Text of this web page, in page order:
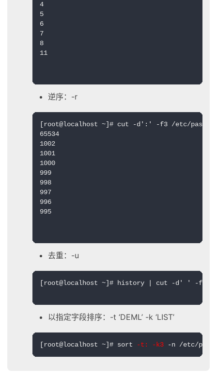
4
5
6
7
8
11
逆序：-r
[root@localhost ~]# cut -d':' -f3 /etc/
65534
1002
1001
1000
999
998
997
996
995
去重：-u
[root@localhost ~]# history | cut -d' ' -f5 |
以指定字段排序：-t ‘DEML’ -k ‘LIST’
[root@localhost ~]# sort -t: -k3 -n /etc/